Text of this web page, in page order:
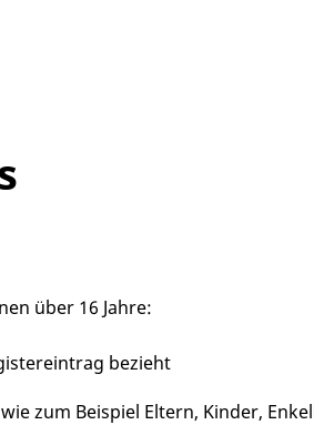
über 16 Jahre:
bezieht
zum Beispiel Eltern, Kinder,